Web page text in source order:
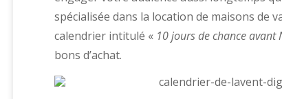
spécialisée dans la location de maisons de
calendrier intitulé « 10 jours de chance avant
bons d’achat.